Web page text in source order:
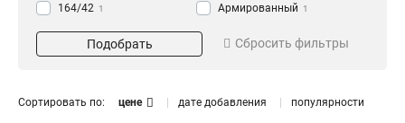
164/42 1
135/35 1
100/25 1
Армированный 1
Подобрать Сбросить фильтры
Сортировать по: цене дате добавления популярности